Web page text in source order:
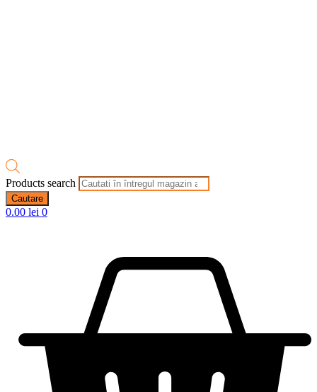
Products search
Cautare
0.00 lei 0